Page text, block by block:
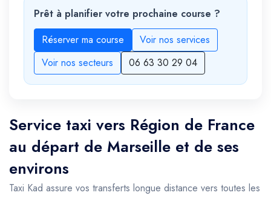
Prêt à planifier votre prochaine course ?
Réserver ma course
Voir nos services
Voir nos secteurs
06 63 30 29 04
Service taxi vers Région de France
au départ de Marseille et de ses
environs
Taxi Kad assure vos transferts longue distance vers toutes les